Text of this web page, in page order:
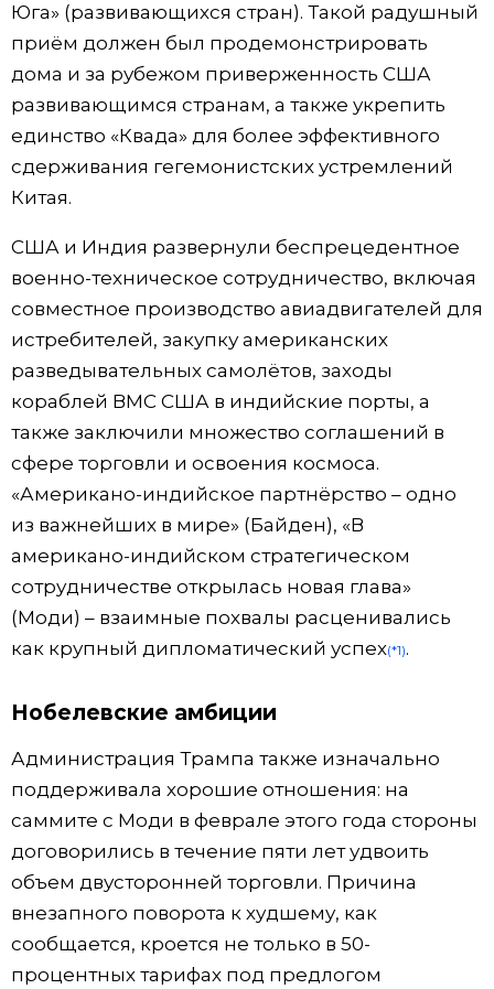
Юга» (развивающихся стран). Такой радушный
приём должен был продемонстрировать
дома и за рубежом приверженность США
развивающимся странам, а также укрепить
единство «Квада» для более эффективного
сдерживания гегемонистских устремлений
Китая.
США и Индия развернули беспрецедентное
военно-техническое сотрудничество, включая
совместное производство авиадвигателей для
истребителей, закупку американских
разведывательных самолётов, заходы
кораблей ВМС США в индийские порты, а
также заключили множество соглашений в
сфере торговли и освоения космоса.
«Американо-индийское партнёрство – одно
из важнейших в мире» (Байден), «В
американо-индийском стратегическом
сотрудничестве открылась новая глава»
(Моди) – взаимные похвалы расценивались
как крупный дипломатический успех(*1).
Нобелевские амбиции
Администрация Трампа также изначально
поддерживала хорошие отношения: на
саммите с Моди в феврале этого года стороны
договорились в течение пяти лет удвоить
объем двусторонней торговли. Причина
внезапного поворота к худшему, как
сообщается, кроется не только в 50-
процентных тарифах под предлогом